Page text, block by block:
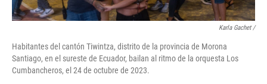
Karla Gachet/
Habitantes del cantón Tiwintza, distrito de la provincia de Morona
Santiago, en el sureste de Ecuador, bailan al ritmo de la orquesta Los
Cumbancheros, el 24 de octubre de 2023.